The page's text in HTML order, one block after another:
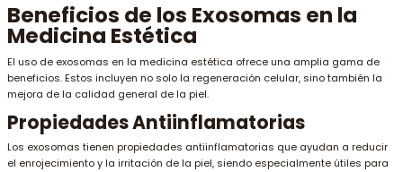
Beneficios de los Exosomas en la
Medicina Estética
El uso de exosomas en la medicina estética ofrece una amplia gama de
beneficios. Estos incluyen no solo la regeneración celular, sino también la
mejora de la calidad general de la piel.
Propiedades Antiinflamatorias
Los exosomas tienen propiedades antiinflamatorias que ayudan a reducir
el enrojecimiento y la irritación de la piel, siendo especialmente útiles para